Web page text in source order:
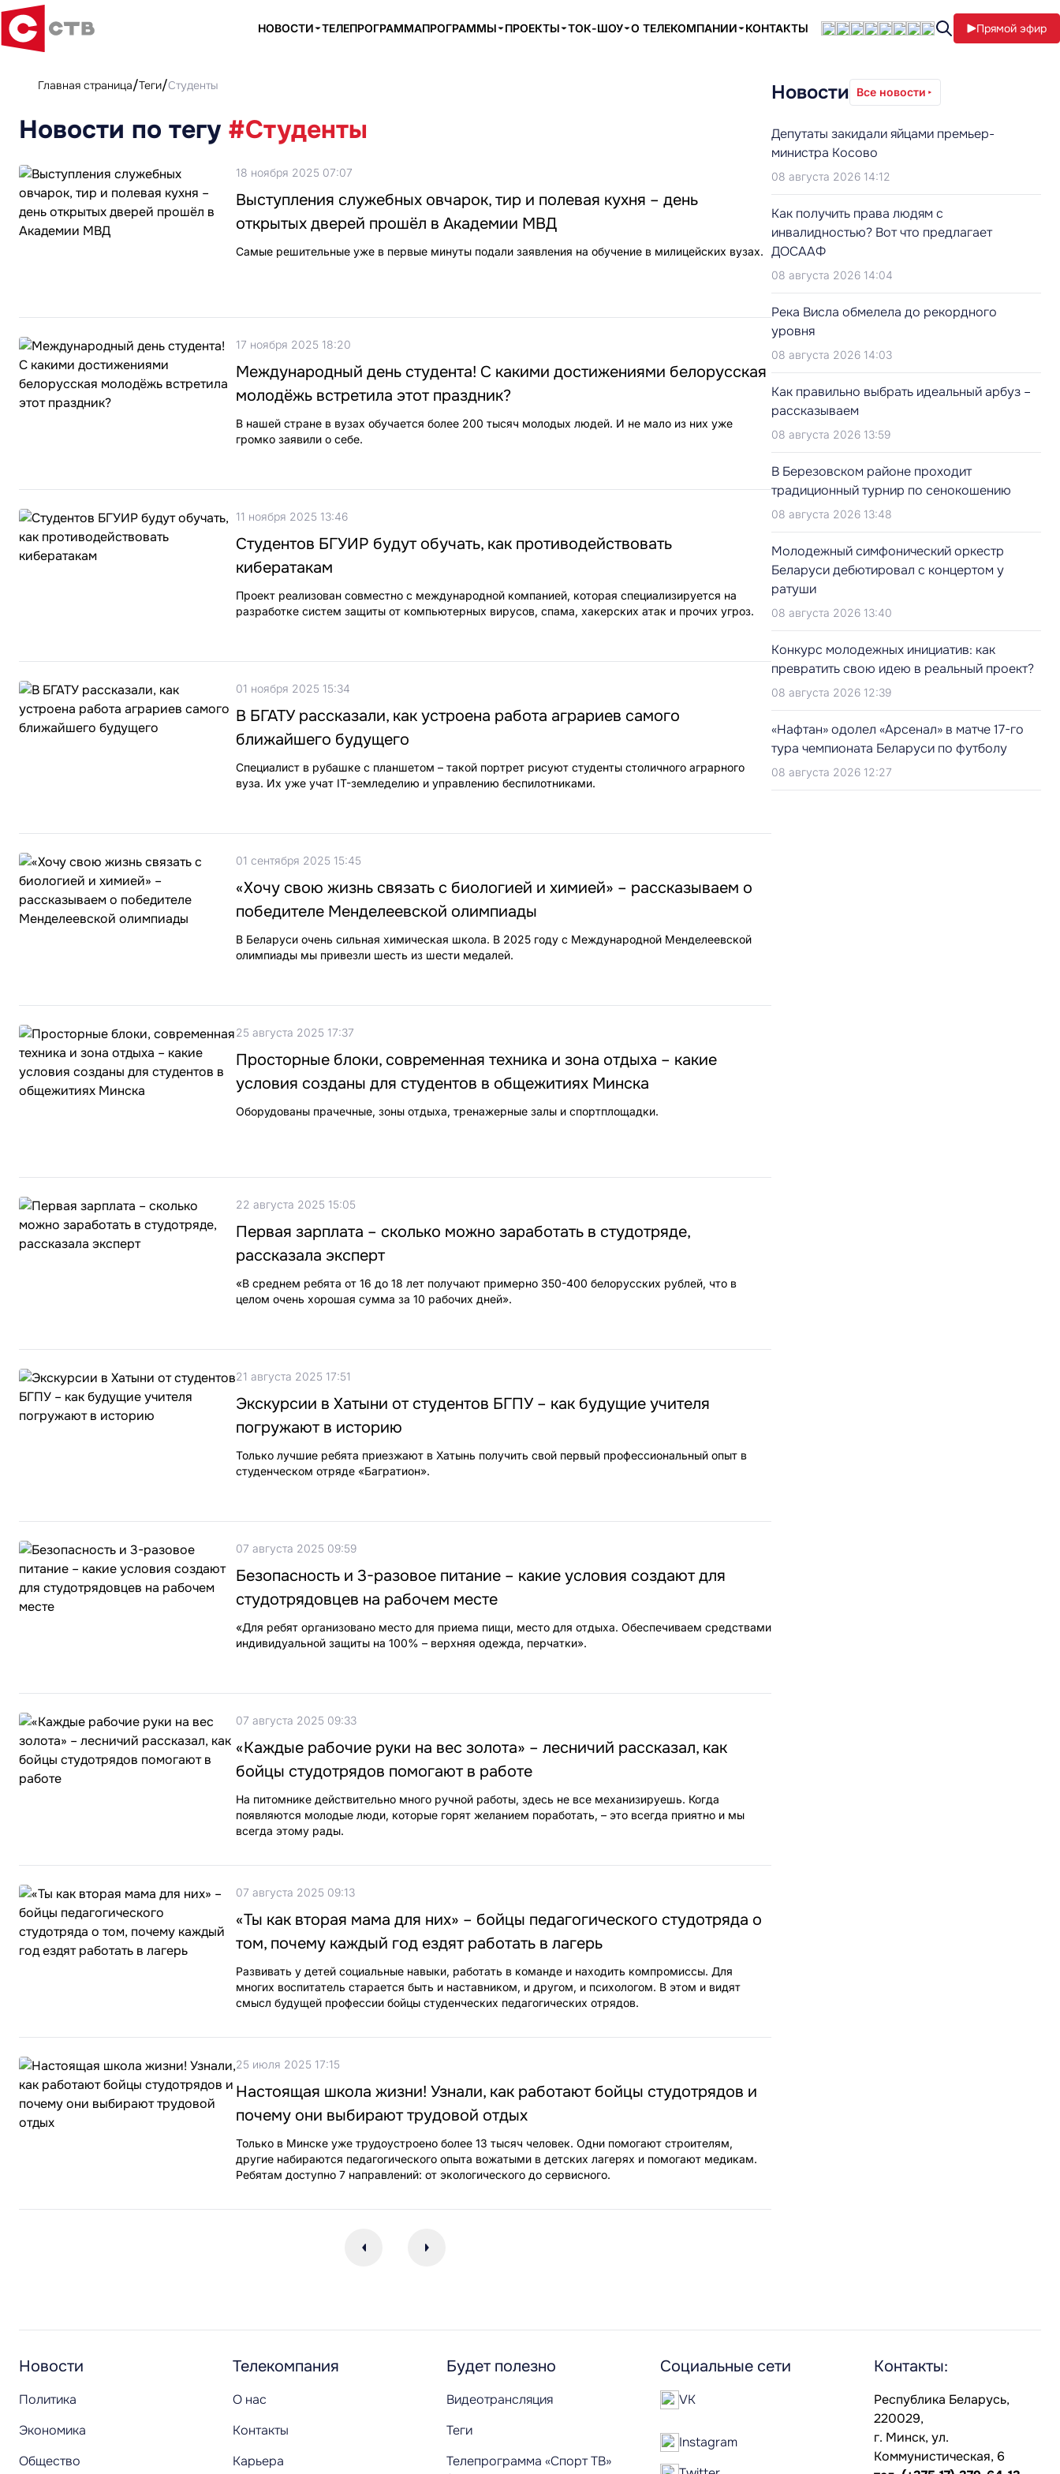
НОВОСТИ ТЕЛЕПРОГРАММАПРОГРАММЫ ПРОЕКТЫ ТОК-ШОУ О ТЕЛЕКОМПАНИИ КОНТАКТЫ Прямой эфир
Главная страница Теги Студенты
Новости по тегу #Студенты
18 ноября 2025 07:07
Выступления служебных овчарок, тир и полевая кухня – день
открытых дверей прошёл в Академии МВД
Самые решительные уже в первые минуты подали заявления на обучение в милицейских вузах.
17 ноября 2025 18:20
Международный день студента! С какими достижениями белорусская
молодёжь встретила этот праздник?
В нашей стране в вузах обучается более 200 тысяч молодых людей. И не мало из них уже
громко заявили о себе.
11 ноября 2025 13:46
Студентов БГУИР будут обучать, как противодействовать
кибератакам
Проект реализован совместно с международной компанией, которая специализируется на
разработке систем защиты от компьютерных вирусов, спама, хакерских атак и прочих угроз.
01 ноября 2025 15:34
В БГАТУ рассказали, как устроена работа аграриев самого
ближайшего будущего
Специалист в рубашке с планшетом – такой портрет рисуют студенты столичного аграрного
вуза. Их уже учат IT-земледелию и управлению беспилотниками.
01 сентября 2025 15:45
«Хочу свою жизнь связать с биологией и химией» – рассказываем о
победителе Менделеевской олимпиады
В Беларуси очень сильная химическая школа. В 2025 году с Международной Менделеевской
олимпиады мы привезли шесть из шести медалей.
25 августа 2025 17:37
Просторные блоки, современная техника и зона отдыха – какие
условия созданы для студентов в общежитиях Минска
Оборудованы прачечные, зоны отдыха, тренажерные залы и спортплощадки.
22 августа 2025 15:05
Первая зарплата – сколько можно заработать в студотряде,
рассказала эксперт
«В среднем ребята от 16 до 18 лет получают примерно 350-400 белорусских рублей, что в
целом очень хорошая сумма за 10 рабочих дней».
21 августа 2025 17:51
Экскурсии в Хатыни от студентов БГПУ – как будущие учителя
погружают в историю
Только лучшие ребята приезжают в Хатынь получить свой первый профессиональный опыт в
студенческом отряде «Багратион».
07 августа 2025 09:59
Безопасность и 3-разовое питание – какие условия создают для
студотрядовцев на рабочем месте
«Для ребят организовано место для приема пищи, место для отдыха. Обеспечиваем средствами
индивидуальной защиты на 100% – верхняя одежда, перчатки».
07 августа 2025 09:33
«Каждые рабочие руки на вес золота» – лесничий рассказал, как
бойцы студотрядов помогают в работе
На питомнике действительно много ручной работы, здесь не все механизируешь. Когда
появляются молодые люди, которые горят желанием поработать, – это всегда приятно и мы
всегда этому рады.
07 августа 2025 09:13
«Ты как вторая мама для них» – бойцы педагогического студотряда о
том, почему каждый год ездят работать в лагерь
Развивать у детей социальные навыки, работать в команде и находить компромиссы. Для
многих воспитатель старается быть и наставником, и другом, и психологом. В этом и видят
смысл будущей профессии бойцы студенческих педагогических отрядов.
25 июля 2025 17:15
Настоящая школа жизни! Узнали, как работают бойцы студотрядов и
почему они выбирают трудовой отдых
Только в Минске уже трудоустроено более 13 тысяч человек. Одни помогают строителям,
другие набираются педагогического опыта вожатыми в детских лагерях и помогают медикам.
Ребятам доступно 7 направлений: от экологического до сервисного.
Новости Все новости
Депутаты закидали яйцами премьер-
министра Косово
08 августа 2026 14:12
Как получить права людям с
инвалидностью? Вот что предлагает
ДОСААФ
08 августа 2026 14:04
Река Висла обмелела до рекордного
уровня
08 августа 2026 14:03
Как правильно выбрать идеальный арбуз –
рассказываем
08 августа 2026 13:59
В Березовском районе проходит
традиционный турнир по сенокошению
08 августа 2026 13:48
Молодежный симфонический оркестр
Беларуси дебютировал с концертом у
ратуши
08 августа 2026 13:40
Конкурс молодежных инициатив: как
превратить свою идею в реальный проект?
08 августа 2026 12:39
«Нафтан» одолел «Арсенал» в матче 17-го
тура чемпионата Беларуси по футболу
08 августа 2026 12:27
Новости
Политика
Экономика
Общество
Телекомпания
О нас
Контакты
Карьера
Будет полезно
Видеотрансляция
Теги
Телепрограмма «Спорт ТВ»
Социальные сети
VK
Instagram
Контакты:
Республика Беларусь,
220029,
г. Минск, ул.
Коммунистическая, 6